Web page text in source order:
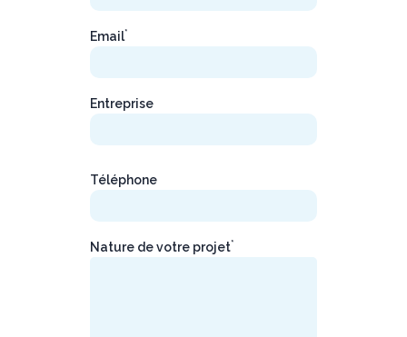
Email*
Entreprise
Téléphone
Nature de votre projet*